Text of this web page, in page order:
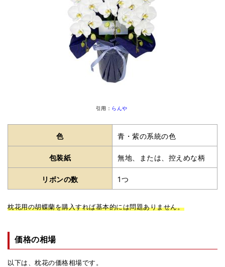
引用： らんや
色 青・紫の系統の色
包装紙 無地、または、控えめな柄
リボンの数 1つ
枕花用の胡蝶蘭を購入すれば基本的には問題ありません。
価格の相場
以下は、枕花の価格相場です。